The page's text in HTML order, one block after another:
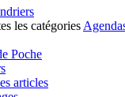
les catégories
Poche
articles